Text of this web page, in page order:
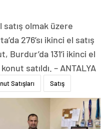
satış olmak üzere
276’sı ikinci el satış
131’i ikinci el
satıldı. – ANTALYA
Satışları Satış